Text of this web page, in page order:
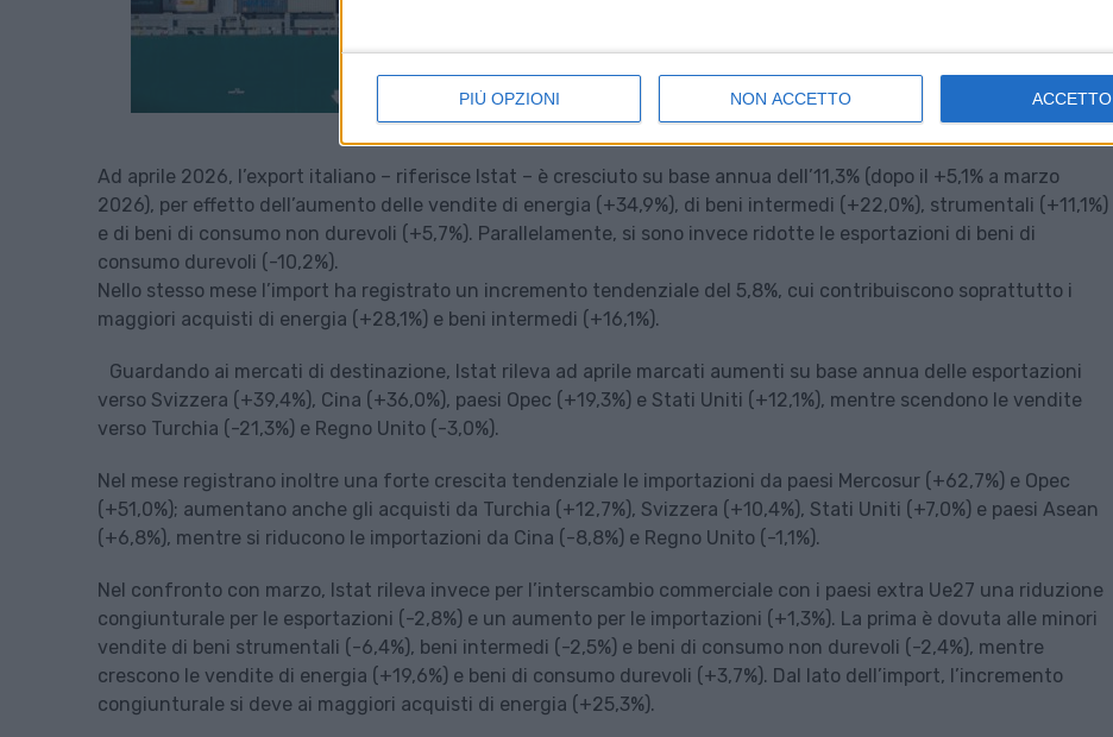
PIÙ OPZIONI NON ACCETTO ACCETTO
Ad aprile 2026, l’export italiano – riferisce Istat – è cresciuto su base annua dell’11,3% (dopo il +5,1% a marzo
2026), per effetto dell’aumento delle vendite di energia (+34,9%), di beni intermedi (+22,0%), strumentali (+11,1%)
e di beni di consumo non durevoli (+5,7%). Parallelamente, si sono invece ridotte le esportazioni di beni di
consumo durevoli (-10,2%).
Nello stesso mese l’import ha registrato un incremento tendenziale del 5,8%, cui contribuiscono soprattutto i
maggiori acquisti di energia (+28,1%) e beni intermedi (+16,1%).
Guardando ai mercati di destinazione, Istat rileva ad aprile marcati aumenti su base annua delle esportazioni
verso Svizzera (+39,4%), Cina (+36,0%), paesi Opec (+19,3%) e Stati Uniti (+12,1%), mentre scendono le vendite
verso Turchia (-21,3%) e Regno Unito (-3,0%).
Nel mese registrano inoltre una forte crescita tendenziale le importazioni da paesi Mercosur (+62,7%) e Opec
(+51,0%); aumentano anche gli acquisti da Turchia (+12,7%), Svizzera (+10,4%), Stati Uniti (+7,0%) e paesi Asean
(+6,8%), mentre si riducono le importazioni da Cina (-8,8%) e Regno Unito (-1,1%).
Nel confronto con marzo, Istat rileva invece per l’interscambio commerciale con i paesi extra Ue27 una riduzione
congiunturale per le esportazioni (-2,8%) e un aumento per le importazioni (+1,3%). La prima è dovuta alle minori
vendite di beni strumentali (-6,4%), beni intermedi (-2,5%) e beni di consumo non durevoli (-2,4%), mentre
crescono le vendite di energia (+19,6%) e beni di consumo durevoli (+3,7%). Dal lato dell’import, l’incremento
congiunturale si deve ai maggiori acquisti di energia (+25,3%).